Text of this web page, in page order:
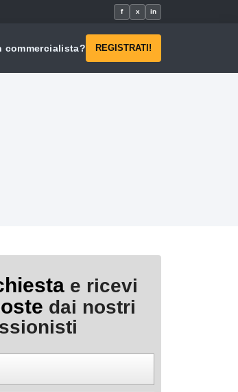
f x in
commercialista? REGISTRATI!
e ricevi
dai nostri